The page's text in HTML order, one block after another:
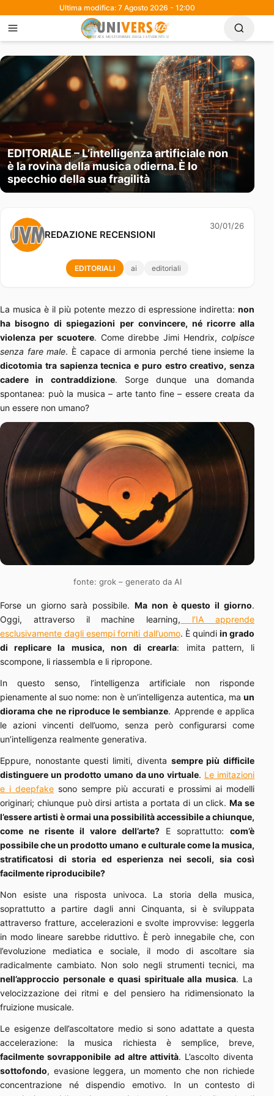
Ultima modifica: 7 Agosto 2026 - 12:00
EDITORIALE – L’intelligenza artificiale non
è la rovina della musica odierna. È lo
specchio della sua fragilità
REDAZIONE RECENSIONI
30/01/26
EDITORIALI ai editoriali
La musica è il più potente mezzo di espressione indiretta: non
ha bisogno di spiegazioni per convincere, né ricorre alla
violenza per scuotere. Come direbbe Jimi Hendrix,colpisce
senza fare male. È capace di armonia perché tiene insieme la
dicotomia tra sapienza tecnica e puro estro creativo, senza
cadere in contraddizione. Sorge dunque una domanda
spontanea: può la musica – arte tanto fine – essere creata da
un essere non umano?
fonte: grok – generato da AI
Forse un giorno sarà possibile. Ma non è questo il giorno.
Oggi, attraverso il machine learning, l’IA apprende
esclusivamente dagli esempi forniti dall’uomo. È quindi in grado
di replicare la musica, non di crearla: imita pattern, li
scompone, li riassembla e li ripropone.
In questo senso, l’intelligenza artificiale non risponde
pienamente al suo nome: non è un’intelligenza autentica, ma un
diorama che ne riproduce le sembianze. Apprende e applica
le azioni vincenti dell’uomo, senza però configurarsi come
un’intelligenza realmente generativa.
Eppure, nonostante questi limiti, diventa sempre più difficile
distinguere un prodotto umano da uno virtuale. Le imitazioni
e i deepfake sono sempre più accurati e prossimi ai modelli
originari; chiunque può dirsi artista a portata di un click.Ma se
l’essere artisti è ormai una possibilità accessibile a chiunque,
come ne risente il valore dell’arte? E soprattutto: com’è
possibile che un prodotto umano e culturale come la musica,
stratificatosi di storia ed esperienza nei secoli, sia così
facilmente riproducibile?
Non esiste una risposta univoca. La storia della musica,
soprattutto a partire dagli anni Cinquanta, si è sviluppata
attraverso fratture, accelerazioni e svolte improvvise: leggerla
in modo lineare sarebbe riduttivo. È però innegabile che, con
l’evoluzione mediatica e sociale, il modo di ascoltare sia
radicalmente cambiato. Non solo negli strumenti tecnici, ma
nell’approccio personale e quasi spirituale alla musica. La
velocizzazione dei ritmi e del pensiero ha ridimensionato la
fruizione musicale.
Le esigenze dell’ascoltatore medio si sono adattate a questa
accelerazione: la musica richiesta è semplice, breve,
facilmente sovrapponibile ad altre attività. L’ascolto diventa
sottofondo, evasione leggera, un momento che non richiede
concentrazione né dispendio emotivo. In un contesto di